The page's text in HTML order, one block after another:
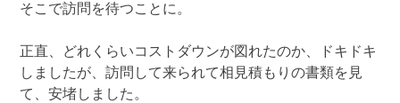
そこで訪問を待つことに。
正直、どれくらいコストダウンが図れたのか、ドキドキ
しましたが、訪問して来られて相見積もりの書類を見
て、安堵しました。